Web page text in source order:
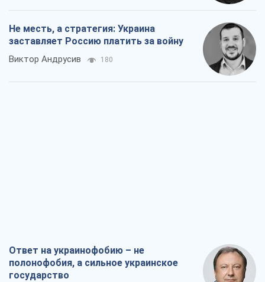
Не месть, а стратегия: Украина
заставляет Россию платить за войну
Виктор Андрусив 180
Ответ на украинофобию – не
полонофобия, а сильное украинское
государство